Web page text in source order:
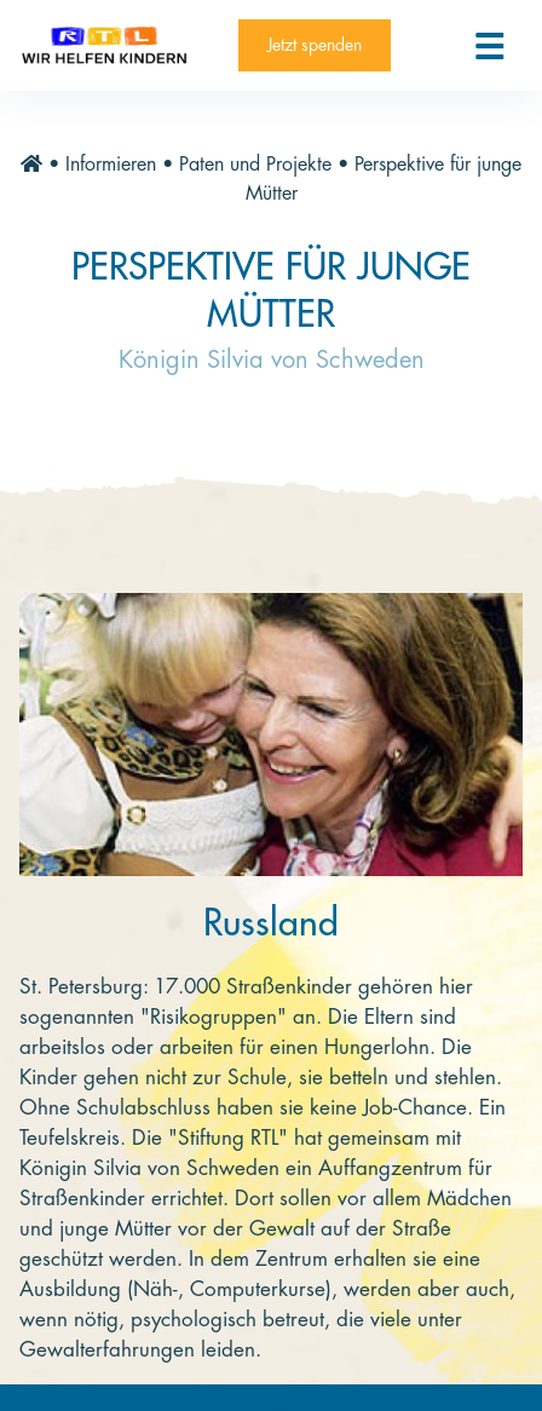
RTL-Spendenmarathon 2025
News
Videothek
Organisationen
Unternehmen
Kontakt
Jetzt spenden
• Informieren • Paten und Projekte • Perspektive für junge
Mütter
PERSPEKTIVE FÜR JUNGE
MÜTTER
Königin Silvia von Schweden
Russland
St. Petersburg: 17.000 Straßenkinder gehören hier
sogenannten "Risikogruppen" an. Die Eltern sind
arbeitslos oder arbeiten für einen Hungerlohn. Die
Kinder gehen nicht zur Schule, sie betteln und stehlen.
Ohne Schulabschluss haben sie keine Job-Chance. Ein
Teufelskreis. Die "Stiftung RTL" hat gemeinsam mit
Königin Silvia von Schweden ein Auffangzentrum für
Straßenkinder errichtet. Dort sollen vor allem Mädchen
und junge Mütter vor der Gewalt auf der Straße
geschützt werden. In dem Zentrum erhalten sie eine
Ausbildung (Näh-, Computerkurse), werden aber auch,
wenn nötig, psychologisch betreut, die viele unter
Gewalterfahrungen leiden.